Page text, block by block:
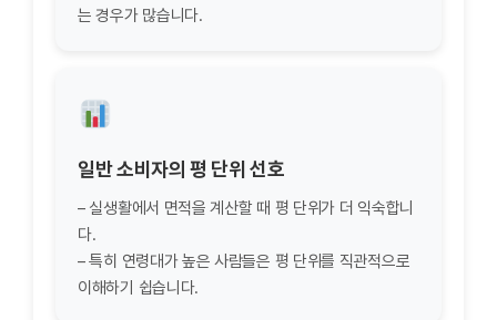
는 경우가 많습니다.
일반 소비자의 평 단위 선호
– 실생활에서 면적을 계산할 때 평 단위가 더 익숙합니
다.
– 특히 연령대가 높은 사람들은 평 단위를 직관적으로
이해하기 쉽습니다.